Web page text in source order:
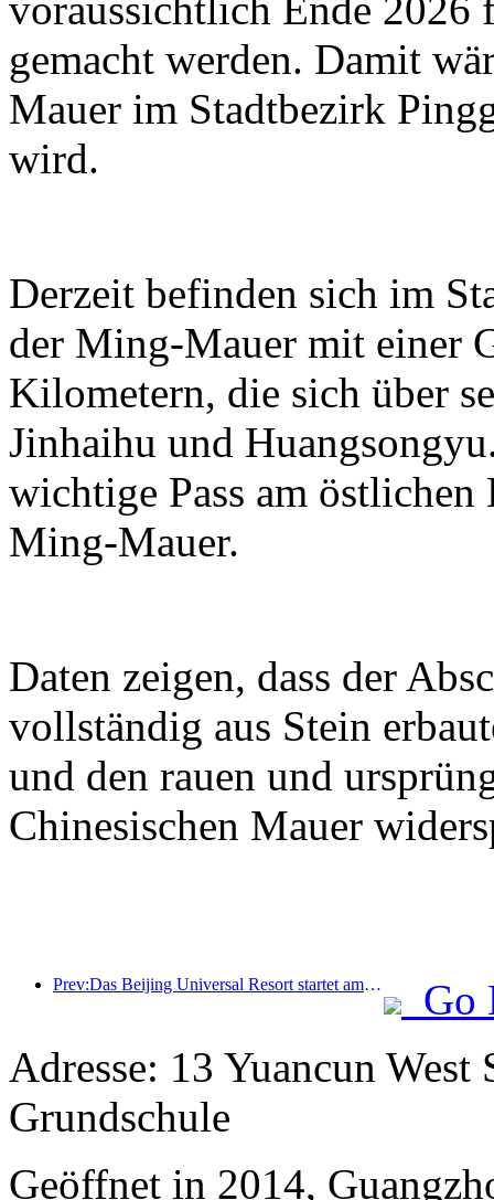
gemacht werden. Damit
Mauer im Stadtbezirk
wird.
Derzeit befinden sich im
der Ming-Mauer mit einer
Kilometern, die sich über
Jinhaihu und
wichtige Pass am
Ming-Mauer.
Daten zeigen, dass der
vollständig aus Stein
und den rauen und
Chinesischen Mauer
Prev:Das Beijing Universal Resort startet am 23. Januar sein 40-tägiges Universal Chinese New Year Event.
Go
Adresse: 13 Yuancun West
Grundschule
Geöffnet in 2014,